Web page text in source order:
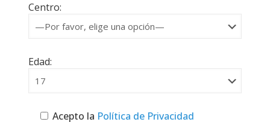
Centro:
Edad:
Acepto la Política de Privacidad